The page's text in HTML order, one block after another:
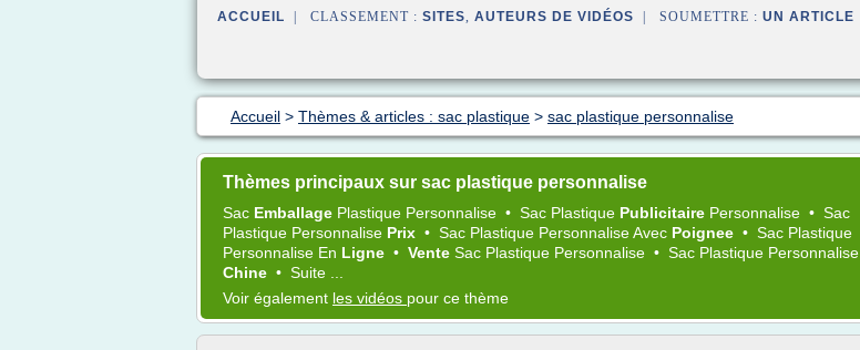
ACCUEIL | CLASSEMENT : SITES, AUTEURS DE VIDÉOS | SOUMETTRE : UN ARTICLE
Accueil > Thèmes & articles : sac plastique > sac plastique personnalise
Thèmes principaux sur sac plastique personnalise
Sac Emballage Plastique Personnalise • Sac Plastique Publicitaire Personnalise • Sac
Plastique Personnalise Prix • Sac Plastique PersonnaliseAvec Poignee • Sac Plastique
Personnalise En Ligne • Vente Sac Plastique Personnalise • Sac Plastique Personnalise
Chine • Suite ...
Voir également les vidéos pour ce thème